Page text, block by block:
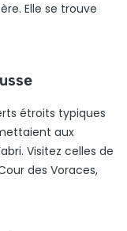
Elle se trouve
étroits typiques
aux
Visitez celles de
des Voraces,